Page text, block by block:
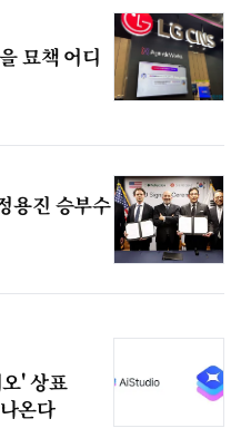
묘책 어디
용진 승부수
' 상표
온다